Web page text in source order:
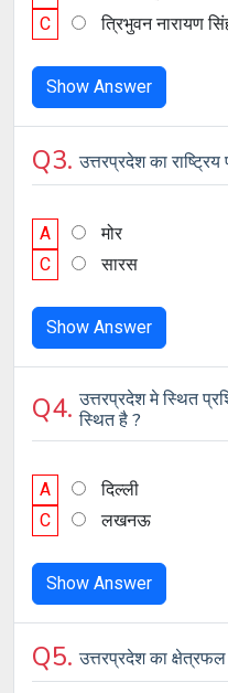
C
त्रिभुवन नारायण
Show Answer
Q3.उत्तरप्रदेश का राष्ट्रिय
A मोर
C
सारस
Show Answer
Q4.उत्तरप्रदेश मे स्थित
स्थित है ?
A दिल्ली
C
लखनऊ
Show Answer
Q5.उत्तरप्रदेश का